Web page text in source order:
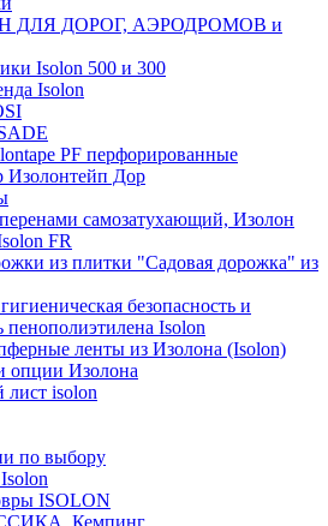
ДЛЯ ДОРОГ, АЭРОДРОМОВ и
Isolon 500 и 300
Isolon
PF перфорированные
Изолонтейп Дор
самозатухающий, Изолон
FR
из плитки "Садовая дорожка" из
безопасность и
пенополиэтилена Isolon
ленты из Изолона (Isolon)
опции Изолона
isolon
по выбору
ISOLON
Кемпинг